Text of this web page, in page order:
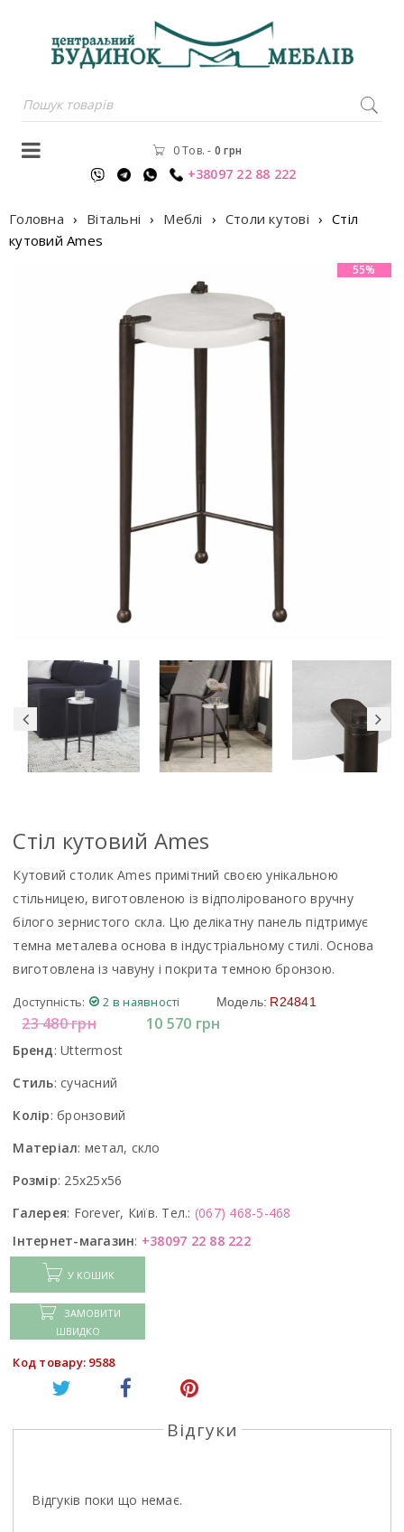
0 Тов. - 0грн
+38097 22 88 222
Головна › Вітальні › Меблі › Столи кутові › Стiл
кутовий Ames
55%
Стiл кутовий Ames
Кутовий столик Ames примітний своєю унікальною
стільницею, виготовленою із відполірованого вручну
білого зернистого скла. Цю делікатну панель підтримує
темна металева основа в індустріальному стилі. Основа
виготовлена із чавуну і покрита темною бронзою.
Доступність: 2 в наявності Модель: R24841
23 480грн 10 570 грн
Бренд:Uttermost
Стиль: сучасний
Колір:бронзовий
Матеріал: метал, скло
Розмір: 25x25x56
Галерея: Forever, Київ. Тел.: (067) 468-5-468
Інтернет-магазин: +38097 22 88 222
У КОШИК
ЗАМОВИТИ
ШВИДКО
Код товару: 9588
Відгуки
Відгуків поки що немає.